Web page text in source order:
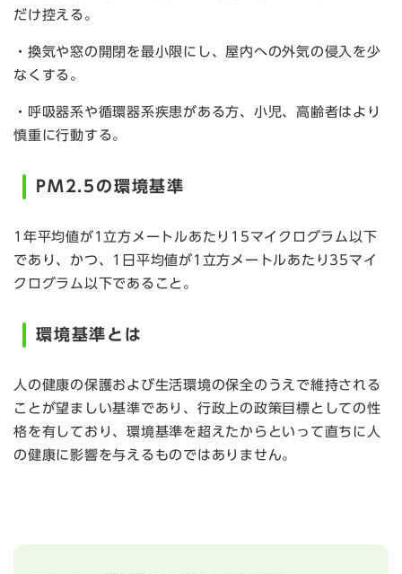
だけ控える。
・換気や窓の開閉を最小限にし、屋内への外気の侵入を少
なくする。
・呼吸器系や循環器系疾患がある方、小児、高齢者はより
慎重に行動する。
PM2.5の環境基準
1年平均値が1立方メートルあたり15マイクログラム以下
であり、かつ、1日平均値が1立方メートルあたり35マイ
クログラム以下であること。​
環境基準とは
人の健康の保護および生活環境の保全のうえで維持される
ことが望ましい基準であり、行政上の政策目標としての性
格を有しており、環境基準を超えたからといって直ちに人
の健康に影響を与えるものではありません。​